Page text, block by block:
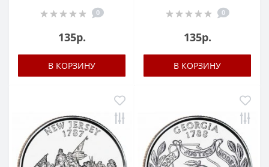
0
135р.
В КОРЗИНУ
0
135р.
В КОРЗИНУ